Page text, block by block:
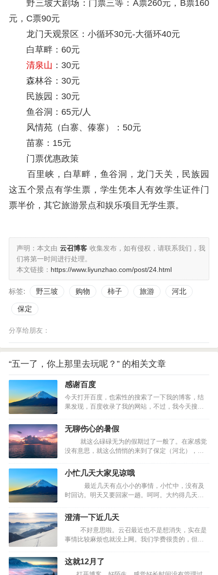
野三坡大剧场：门票三等：A票260元，B票160
元，C票90元
龙门天观景区：小循环30元-大循环40元
白草畔：60元
清泉山 ：30元
森林谷：30元
民族园：30元
鱼谷洞：65元/人
风情苑（白寨、傣寨）：50元
苗寨：15元
门票优惠政策
百里峡，白草畔，鱼谷洞，龙门天关，民族园
这五个景点有学生票，学生凭本人有效学生证件门
票半价，其它旅游景点和娱乐项目无学生票。
声明：本文由 云召博客 收集发布，如有侵权，请联系我们，我
们将第一时间进行处理。
本文链接： https://www.liyunzhao.com/post/24.html
标签: 野三坡 购物 柿子 旅游 河北
保定
分享给朋友：
“五一了，你上那里去玩呢？” 的相关文章
感谢百度
今天打开百度，也索性的搜索了一下我的博客，结
果发现，百度收录了我的网站，不过，我今天搜索
示到了第一个，很诧异，也很兴奋，云召博客，我
的温馨小家，我一个执着的地方，希望大家给多多
支持哦。…
无聊伤心的暑假
就这么碌碌无为的假期过了一般了。在家感觉
没有意思，就这么悄悄的来到了保定（河北），我
的等待啊。来保定的时候是本着找工作来的，也就
是想找一个暑期的临时工。刚来的时候挺好。找了
一个烧…
小忙几天大家见谅哦
最近几天有点小小的事情，小忙中，没有及
时回访。明天又要回家一趟。呵呵。大约得几天不
定回访，感谢大家对云召的支持。嘿嘿。。…
澄清一下近几天
不好意思啦。云召最近也不是想消失，实在是
事情比较麻烦也就没上网。我们学费很贵的，但是
黑名单，学校的教务系统不能正常登录，选修课不
能选择，我们是学分制，我们系是需要修够22…
这就12月了